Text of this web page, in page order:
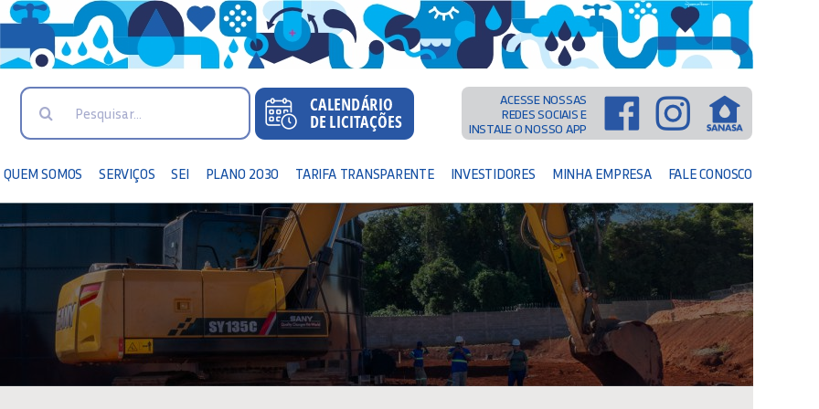
Search
ACESSE NOSSAS
REDES SOCIAIS E
INSTALE O NOSSO APP
QUEM SOMOS SERVIÇOS SEI PLANO 2030 TARIFA TRANSPARENTE INVESTIDORES MINHA EMPRESA FALE CONOSCO